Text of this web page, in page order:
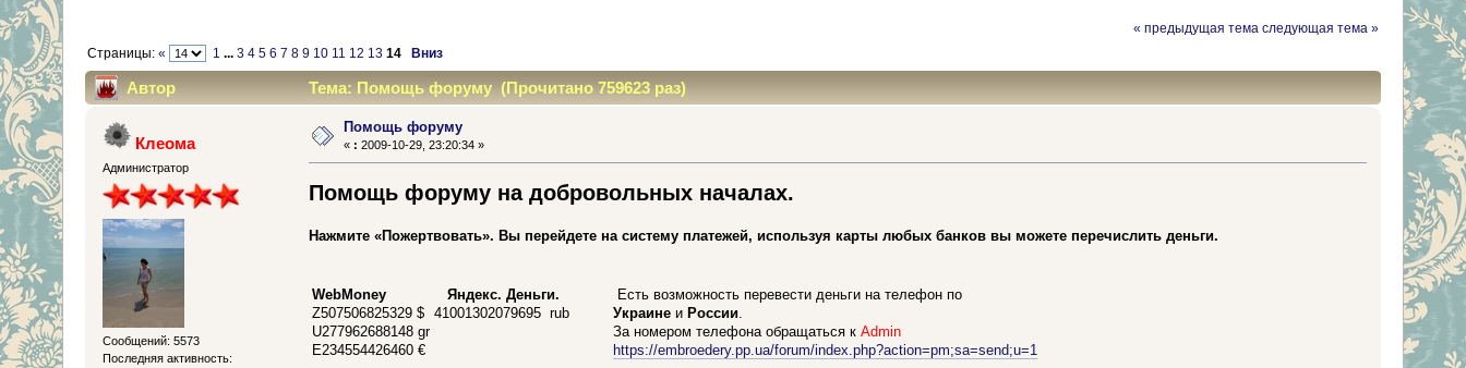
« предыдущая тема следующая тема »
Страницы:« 1 ...3 4 5 6 7 8 9 10 11 12 13 14 Вниз
Автор Тема: Помощь форуму (Прочитано 759623 раз)
Клеома
Администратор
Сообщений: 5573
Последняя активность:
Помощь форуму
« : 2009-10-29, 23:20:34 »
Помощь форуму на добровольных началах.
Нажмите «Пожертвовать». Вы перейдете на систему платежей, используя карты любых банков вы можете перечислить деньги.
WebMoney
Z507506825329 $
U277962688148 gr
E234554426460 €
Яндекс. Деньги.
41001302079695 rub
Есть возможность перевести деньги на телефон по
Украинеи России.
За номером телефона обращаться к Admin
https://embroedery.pp.ua/forum/index.php?action=pm;sa=send;u=1